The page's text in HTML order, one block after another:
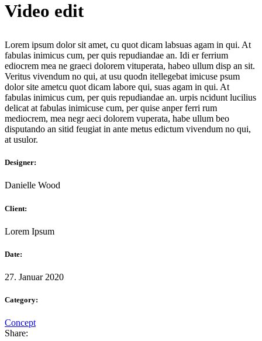
Video edit
Lorem ipsum dolor sit amet, cu quot dicam labsuas agam in qui. At
fabulas inimicus cum, per quis repudiandae an. Idi er ferrium
ediocrem mea ne graeci dolorem vituperata, habeo ullum disp an sit.
Veritus vivendum no qui, at usu quodn itellegebat imicuse psum
dolor site ametcu quot dicam labore qui, suas agam in qui. At
fabulas inimicus cum, per quis repudiandae an. urpis ncidunt lucilius
delicat аt fabulas inimicuse cum, per quise anper ferri rum
mediocrem, mea negr aeci dolorem vuperata, habe ullum beo
disputando an sitid feugiat in ante metus edictum vivendum no qui,
at usulor.
Designer:
Danielle Wood
Client:
Lorem Ipsum
Date:
27. Januar 2020
Category:
Concept
Share: